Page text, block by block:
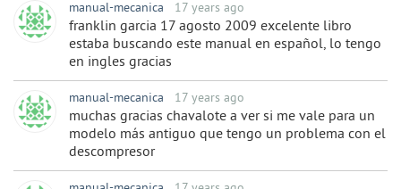
manual-mecanica 17 years ago
franklin garcia 17 agosto 2009 excelente libro
estaba buscando este manual en español, lo tengo
en ingles gracias
manual-mecanica 17 years ago
muchas gracias chavalote a ver si me vale para un
modelo más antiguo que tengo un problema con el
descompresor